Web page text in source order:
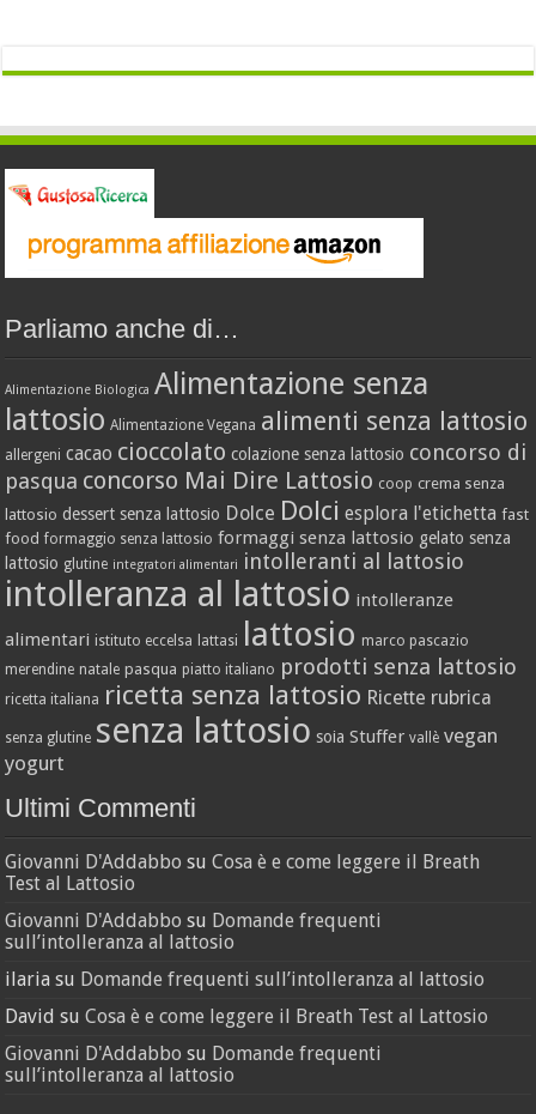
Parliamo anche di…
Alimentazione Biologica Alimentazione senza
lattosio Alimentazione Vegana alimenti senza lattosio
allergeni cacao cioccolato colazione senza lattosio concorso di
pasqua concorso Mai Dire Lattosio coop crema senza
lattosio dessert senza lattosio Dolce Dolci esplora l'etichetta fast
food formaggio senza lattosio formaggi senza lattosio gelato senza
lattosio glutine integratori alimentari intolleranti al lattosio
intolleranza al lattosio intolleranze
alimentari istituto eccelsa lattasi lattosio marco pascazio
merendine natale pasqua piatto italiano prodotti senza lattosio
ricetta italiana ricetta senza lattosio Ricette rubrica
senza glutine senza lattosio soia Stuffer vallè vegan
yogurt
Ultimi Commenti
Giovanni D'Addabbo suCosa è e come leggere il Breath
Test al Lattosio
Giovanni D'Addabbo su Domande frequenti
sull’intolleranza al lattosio
ilaria su Domande frequenti sull’intolleranza al lattosio
David suCosa è e come leggere il Breath Test al Lattosio
Giovanni D'Addabbo su Domande frequenti
sull’intolleranza al lattosio